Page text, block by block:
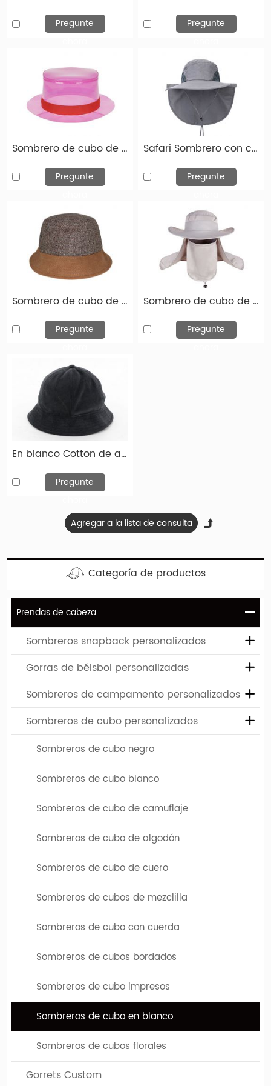
Diseña tu sombrero favorito
Si necesita sombreros personalizados de alta calidad, ha
venido al lugar correcto. Hengxing Caps Factory (hx-
caps.com) le ofrece la oportunidad de diseñar su propio
que difieren tanto en el tipo de modelo como en color. El
en estos límites personalizados.
Sombreros de cubo en blanco
Sombreros de camionero en blanco
personalizados
Pregunte
Pregunte
Sombrero de cubo de PVC rojas hombres
Pregunte
Safari Sombrero con colgajo de cuello sombrero de cubo en blanco con cubierta para el cuello para protección solar
Pregunte
Sombrero de cubo de cáñamo gris con borde de gamuza marrón y logotipo en blanco
Pregunte
Sombrero de cubo de visera con escudo de cara cobertura completa protege tu cuello
Pregunte
En blanco Cotton de algodón de 6 paneles Sombrero de cubo en blanco personalizado
Pregunte
Categoría de productos
Prendas de cabeza
Sombreros snapback personalizados
Gorras de béisbol personalizadas
Sombreros de campamento personalizados
Sombreros de cubo personalizados
Sombreros de cubo negro
Sombreros de cubo blanco
Sombreros de cubo de camuflaje
Sombreros de cubo de algodón
Sombreros de cubo de cuero
Sombreros de cubos de mezclilla
Sombreros de cubo con cuerda
Sombreros de cubos bordados
Sombreros de cubo impresos
Sombreros de cubo en blanco
Sombreros de cubos florales
Gorrets Custom